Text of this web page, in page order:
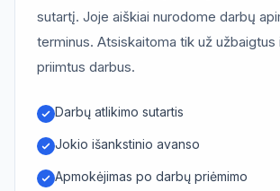
sutartį. Joje aiškiai nurodome darbų
terminus. Atsiskaitoma tik už užbaigtus
priimtus darbus.
Darbų atlikimo sutartis
Jokio išankstinio avanso
Apmokėjimas po darbų priėmimo